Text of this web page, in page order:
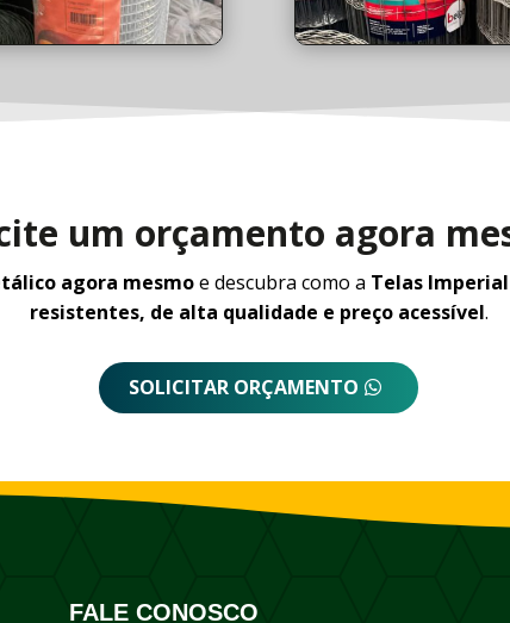
um orçamento agora
agora mesmoe descubra como a Telas Imperial
resistentes, de alta qualidade e preço acessível.
SOLICITAR ORÇAMENTO
FALE CONOSCO